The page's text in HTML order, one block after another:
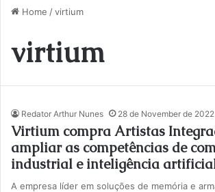
Home /virtium
virtium
Redator Arthur Nunes 28 de November de 2022
Virtium compra Artistas
ampliar as competências de
industrial e inteligência
A empresa líder em soluções de memória e